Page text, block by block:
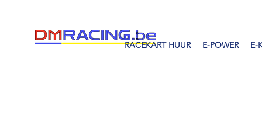
RACEKART HUUR E-POWER E-